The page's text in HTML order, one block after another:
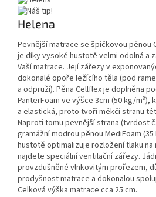
Helena
Pevnější matrace se špičkovou pěnou
je díky vysoké hustotě velmi odolná a
Vaší matrace. Její zářezy v
dokonalé opoře ležícího těla (pod
a odpruží). Pěna Cellflex je doplněna
PanterFoam ve výšce 3cm (50 kg/m³),
a elastická, proto tvoří měkčí stranu
Naproti tomu pevnější strana (tvrdost
gramážní modrou pěnou MediFoam
hustotě optimalizuje rozložení tlaku na
najdete speciální ventilační zářezy.
provzdušněné vlnkovitým prořezem,
prodyšnost matrace a dokonalou
Celková výška matrace cca 25 cm.